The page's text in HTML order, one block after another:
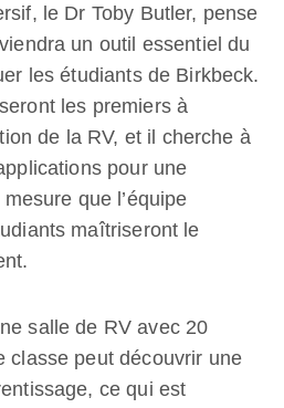
le Dr Toby Butler, pense
un outil essentiel du
les étudiants de Birkbeck.
les premiers à
de la RV, et il cherche à
pour une
que l’équipe
maîtriseront le
salle de RV avec 20
classe peut découvrir une
ce qui est